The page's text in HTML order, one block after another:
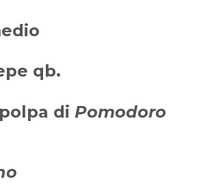
qb.
di Pomodoro